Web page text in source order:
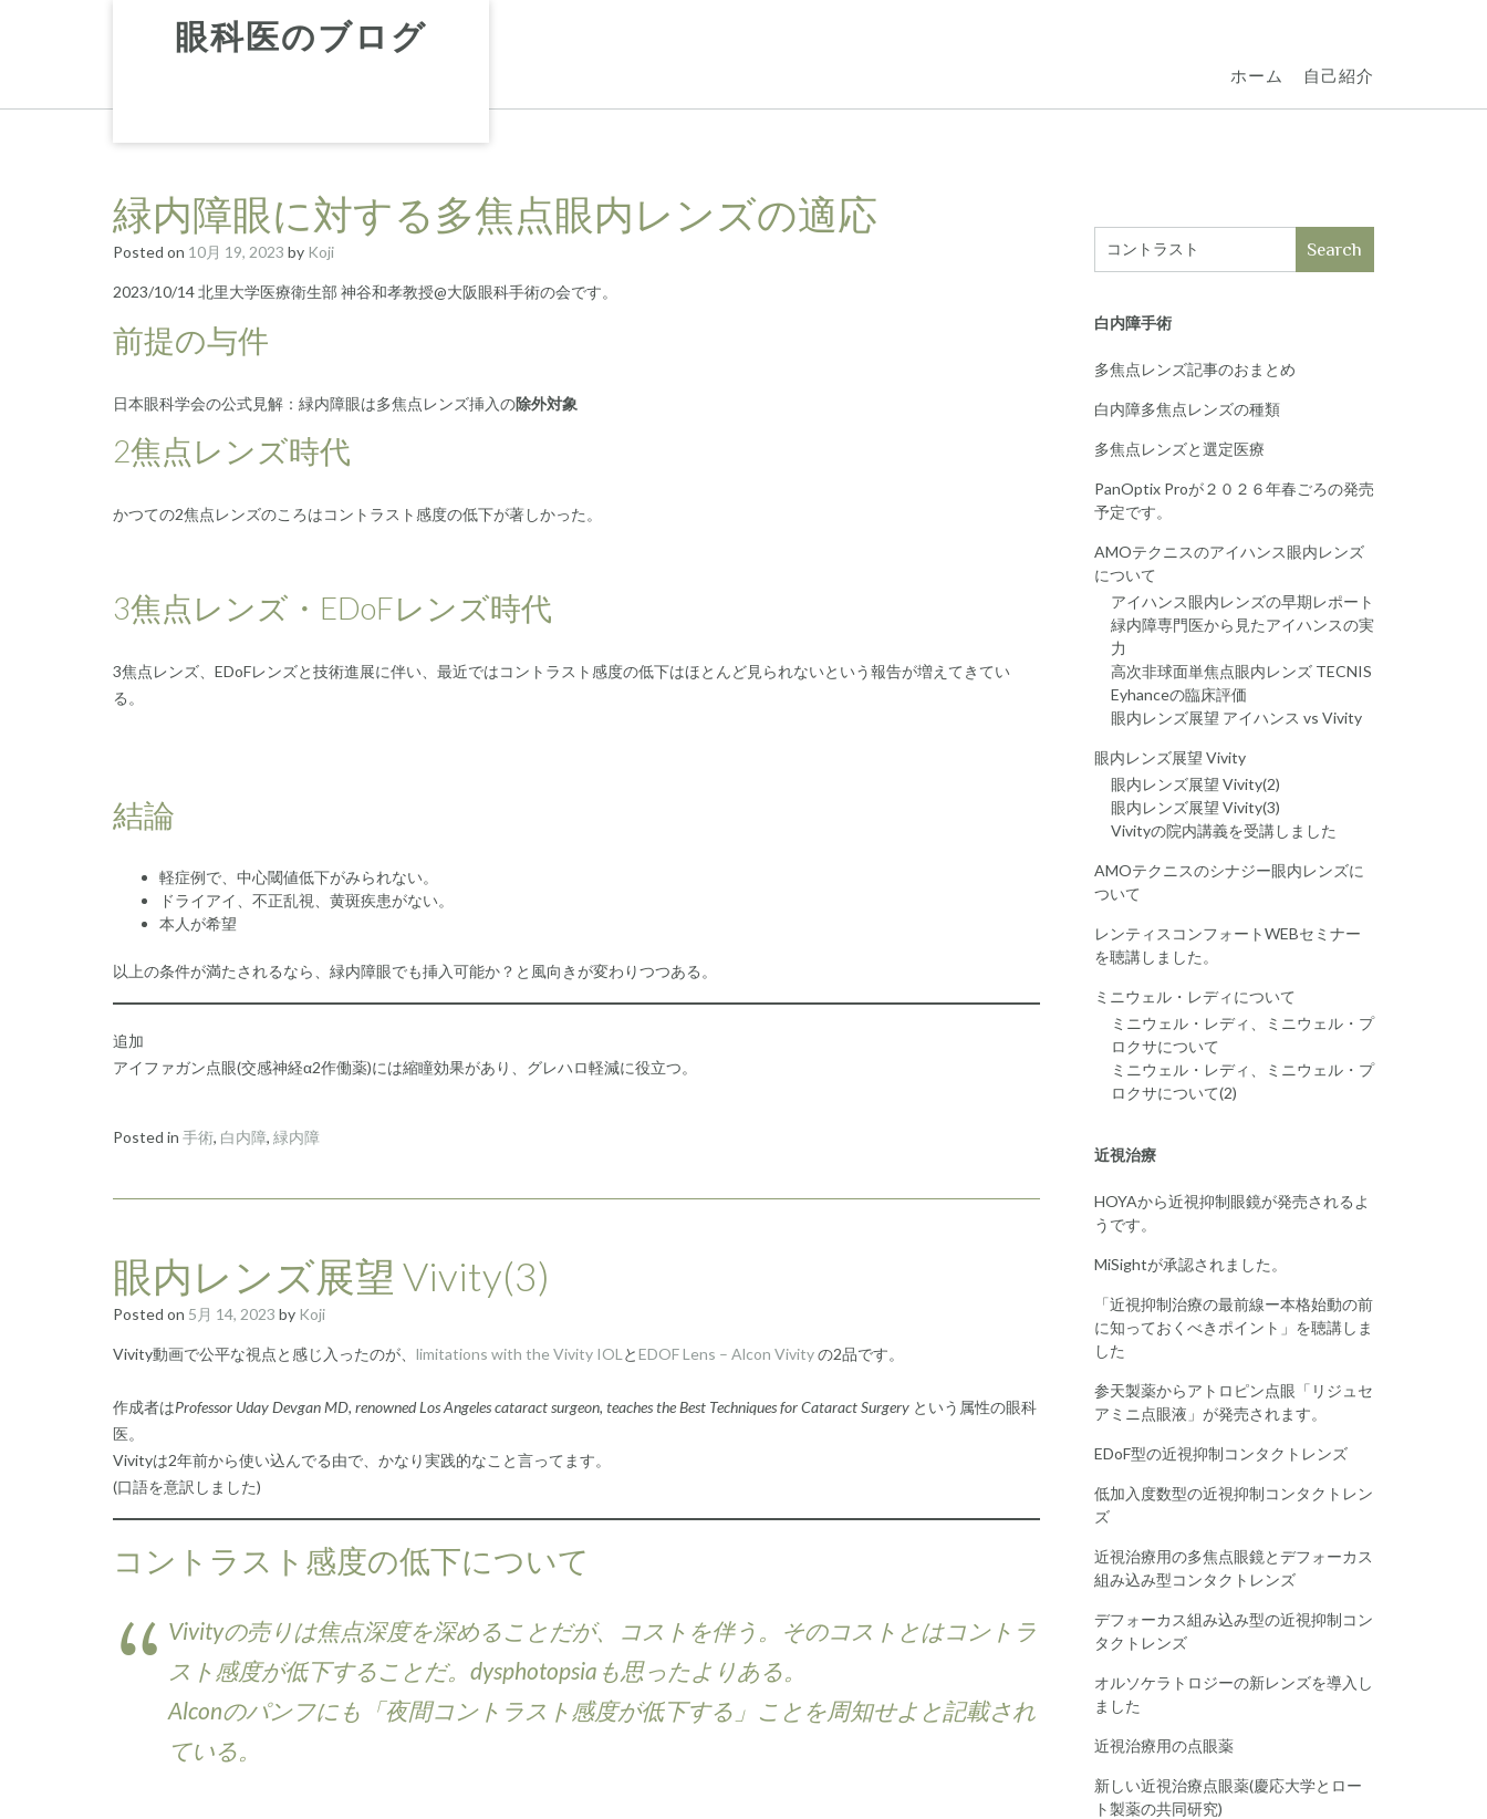
眼科医のブログ
ホーム 自己紹介
緑内障眼に対する多焦点眼内レンズの適応
Posted on 10月 19, 2023 by Koji
2023/10/14 北里大学医療衛生部 神谷和孝教授@大阪眼科手術の会です。
前提の与件
日本眼科学会の公式見解：緑内障眼は多焦点レンズ挿入の除外対象
2焦点レンズ時代
かつての2焦点レンズのころはコントラスト感度の低下が著しかった。
3焦点レンズ・EDoFレンズ時代
3焦点レンズ、EDoFレンズと技術進展に伴い、最近ではコントラスト感度の低下はほとんど見られないという報告が増えてきてい
る。
結論
軽症例で、中心閾値低下がみられない。
ドライアイ、不正乱視、黄斑疾患がない。
本人が希望
以上の条件が満たされるなら、緑内障眼でも挿入可能か？と風向きが変わりつつある。
追加
アイファガン点眼(交感神経α2作働薬)には縮瞳効果があり、グレハロ軽減に役立つ。
Posted in 手術, 白内障, 緑内障
眼内レンズ展望 Vivity(3)
Posted on 5月 14, 2023 by Koji
Vivity動画で公平な視点と感じ入ったのが、 limitations with the Vivity IOL とEDOF Lens – Alcon Vivityの2品です。
作成者はProfessor Uday Devgan MD, renowned Los Angeles cataract surgeon, teaches the Best Techniques for Cataract Surgery という属性の眼科
医。
Vivityは2年前から使い込んでる由で、かなり実践的なこと言ってます。
(口語を意訳しました)
コントラスト感度の低下について
Vivityの売りは焦点深度を深めることだが、コストを伴う。そのコストとはコントラ
スト感度が低下することだ。dysphotopsiaも思ったよりある。
Alconのパンフにも「夜間コントラスト感度が低下する」ことを周知せよと記載され
ている。
Search
白内障手術
多焦点レンズ記事のおまとめ
白内障多焦点レンズの種類
多焦点レンズと選定医療
PanOptix Proが２０２６年春ごろの発売
予定です。
AMOテクニスのアイハンス眼内レンズ
について
アイハンス眼内レンズの早期レポート
緑内障専門医から見たアイハンスの実
力
高次非球面単焦点眼内レンズ TECNIS
Eyhanceの臨床評価
眼内レンズ展望 アイハンス vs Vivity
眼内レンズ展望 Vivity
眼内レンズ展望 Vivity(2)
眼内レンズ展望 Vivity(3)
Vivityの院内講義を受講しました
AMOテクニスのシナジー眼内レンズに
ついて
レンティスコンフォートWEBセミナー
を聴講しました。
ミニウェル・レディについて
ミニウェル・レディ、ミニウェル・プ
ロクサについて
ミニウェル・レディ、ミニウェル・プ
ロクサについて(2)
近視治療
HOYAから近視抑制眼鏡が発売されるよ
うです。
MiSightが承認されました。
「近視抑制治療の最前線ー本格始動の前
に知っておくべきポイント」を聴講しま
した
参天製薬からアトロピン点眼「リジュセ
アミニ点眼液」が発売されます。
EDoF型の近視抑制コンタクトレンズ
低加入度数型の近視抑制コンタクトレン
ズ
近視治療用の多焦点眼鏡とデフォーカス
組み込み型コンタクトレンズ
デフォーカス組み込み型の近視抑制コン
タクトレンズ
オルソケラトロジーの新レンズを導入し
ました
近視治療用の点眼薬
新しい近視治療点眼薬(慶応大学とロー
ト製薬の共同研究)